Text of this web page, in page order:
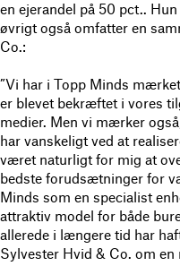
en ejerandel på 50 pct..
øvrigt også omfatter en
Co.:
”Vi har i Topp Minds
er blevet bekræftet i vores
medier. Men vi mærker
har vanskeligt ved at
været naturligt for mig at
bedste forudsætninger for
Minds som en specialist
attraktiv model for både
allerede i længere tid har
Sylvester Hvid & Co. om